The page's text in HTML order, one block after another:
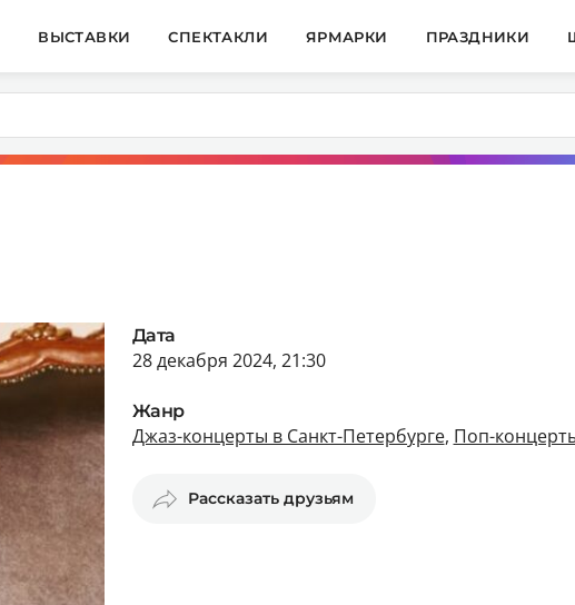
ВЫСТАВКИ СПЕКТАКЛИ ЯРМАРКИ ПРАЗДНИКИ
Дата
28 декабря 2024, 21:30
Жанр
Джаз-концерты в Санкт-Петербурге, Поп-
Рассказать друзьям